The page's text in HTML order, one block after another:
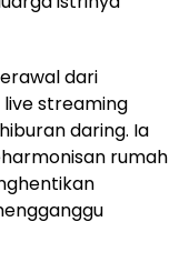
dari
streaming
daring. Ia
rumah